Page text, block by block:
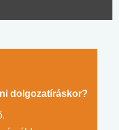
dolgozatíráskor?